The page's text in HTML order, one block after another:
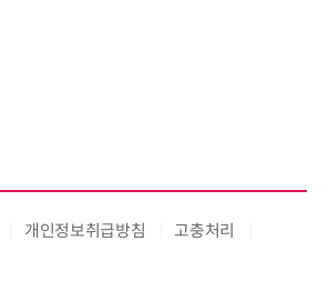
개인정보취급방침
고충처리